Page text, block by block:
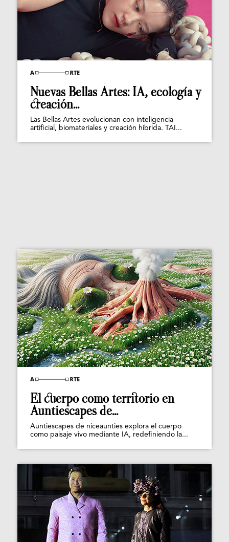
Nuevas Bellas Artes: IA, ecología y
creación...
Las Bellas Artes evolucionan con inteligencia
artificial, biomateriales y creación híbrida. TAI...
El cuerpo como territorio en
Auntiescapes de...
Auntiescapes de niceaunties explora el cuerpo
como paisaje vivo mediante IA, redefiniendo la...